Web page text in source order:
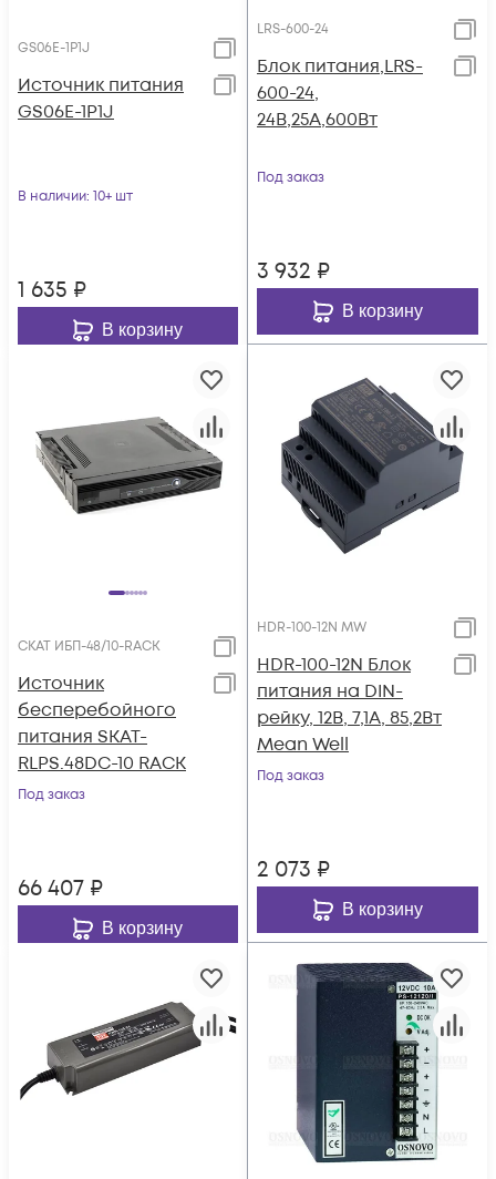
GS06E-1P1J
Источник питания
GS06E-1P1J
В наличии: 10+ шт
1 635 ₽
В корзину
LRS-600-24
Блок питания,LRS-
600-24,
24В,25А,600Вт
Под заказ
3 932 ₽
В корзину
СКАТ ИБП-48/10-RACK
Источник
бесперебойного
питания SKAT-
RLPS.48DC-10 RACK
Под заказ
66 407 ₽
В корзину
HDR-100-12N MW
HDR-100-12N Блок
питания на DIN-
рейку, 12В, 7,1А, 85,2Вт
Mean Well
Под заказ
2 073 ₽
В корзину